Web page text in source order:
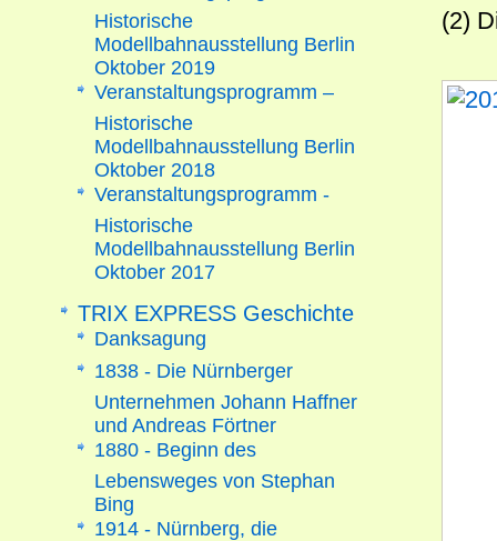
(2)
Historische
Modellbahnausstellung Berlin
Oktober 2019
Veranstaltungsprogramm –
Historische
Modellbahnausstellung Berlin
Oktober 2018
Veranstaltungsprogramm -
Historische
Modellbahnausstellung Berlin
Oktober 2017
TRIX EXPRESS Geschichte
Danksagung
1838 - Die Nürnberger
Unternehmen Johann Haffner
und Andreas Förtner
1880 - Beginn des
Lebensweges von Stephan
Bing
1914 - Nürnberg, die